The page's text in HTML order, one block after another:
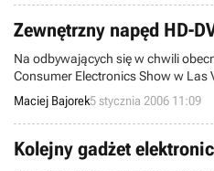
pozycje, oczywiście same
specjalnie tym celu utworzona
Zewnętrzny napęd HD-
Na odbywających się w chwili
Consumer Electronics Show w Las
Microsoftu prezentował swoje
360. Nie omieszkał wtrącić kilka
interesującą informacją jest plan
zewnętrznego napędu HD-DVD do
Maciej Bajorek5 stycznia 2006 11:09
Kolejny gadżet